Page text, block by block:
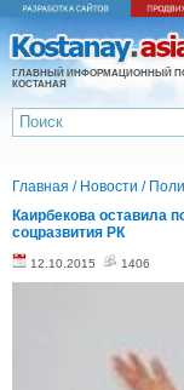
ГЛАВНЫЙ ИНФОРМАЦИОННЫЙ
КОСТАНАЯ
Главная / Новости /
Каирбекова оставила
соцразвития РК
12.10.2015 1406